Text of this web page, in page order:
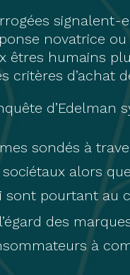
novatrice
êtres humains
critères d’achat
d’Edelman
sondés à
alors
pourtant au
des
à